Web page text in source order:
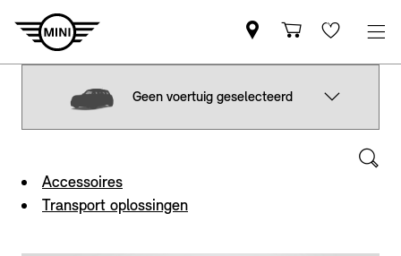
Geen voertuig geselecteerd
Accessoires
Transport oplossingen